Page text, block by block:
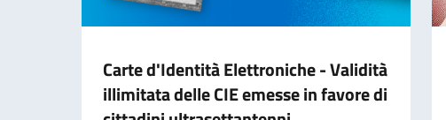
Carte d'Identità Elettroniche - Validità
illimitata delle CIE emesse in favore di